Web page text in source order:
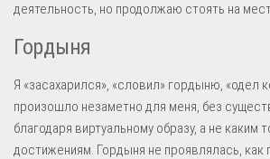
деятельность, но продолжаю стоять на
Гордыня
Я «засахарился», «словил» гордыню, «одел
произошло незаметно для меня, без
благодаря виртуальному образу, а не каким
достижениям. Гордыня не проявлялась, как